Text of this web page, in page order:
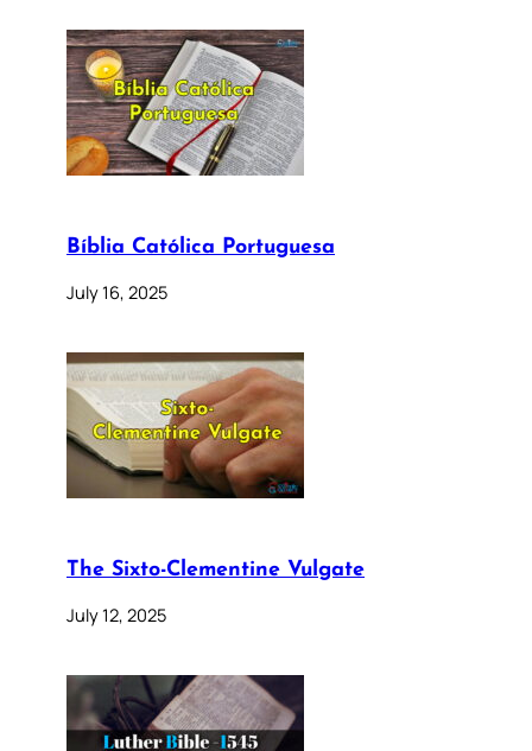
Bíblia Católica Portuguesa
July 16, 2025
The Sixto-Clementine Vulgate
July 12, 2025